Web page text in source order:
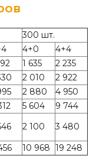
300 шт.
4+0
4+4
1 635
2 235
2 010
2 922
2 880
4 950
5 604
9 744
2 100
3 480
10 968 19 248